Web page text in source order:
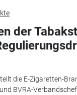
der
die E-Zigaretten-
BVRA-